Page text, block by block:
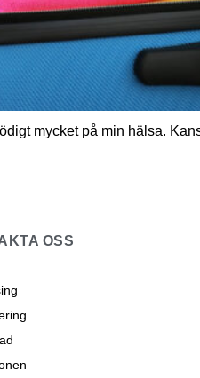
mycket på min hälsa.
OSS